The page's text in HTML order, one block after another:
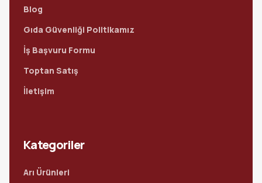
Blog
Gıda Güvenliği Politikamız
İş Başvuru Formu
Toptan Satış
İletişim
Kategoriler
Arı Ürünleri